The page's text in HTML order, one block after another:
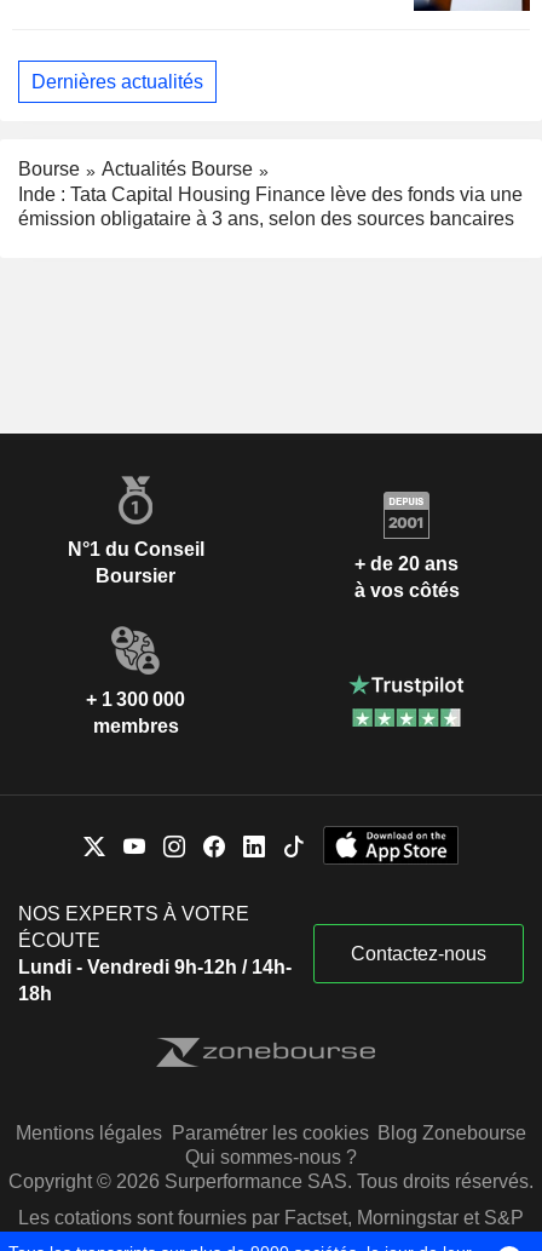
Dernières actualités
Bourse
Actualités Bourse
Inde : Tata Capital Housing Finance lève des fonds via une
émission obligataire à 3 ans, selon des sources bancaires
N°1 du Conseil
Boursier
+ de 20 ans
à vos côtés
+ 1 300 000
membres
NOS EXPERTS À VOTRE
ÉCOUTE
Lundi - Vendredi 9h-12h / 14h-
18h
Contactez-nous
Mentions légales Paramétrer les cookies Blog Zonebourse
Qui sommes-nous ?
Copyright © 2026 Surperformance SAS. Tous droits réservés.
Les cotations sont fournies par Factset, Morningstar et S&P
Capital IQ